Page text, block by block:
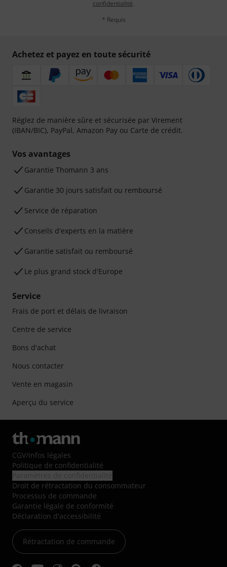
confidentialité.
* Requis
Achetez et payez en toute sécurité
Réglez de manière sûre et sécurisée par Virement
(IBAN/BIC), PayPal, Amazon Pay ou Carte de crédit.
Vos avantages
Ga­ran­tie Thomann 3 ans
Garantie 30 jours satisfait ou remboursé
Service de réparation
Conseils d'experts en la matière
Garantie satisfait ou remboursé
Le plus grand stock d'Europe
Service
Frais de port et délais de livraison
Centre de service
Bons d'achat
Nous contacter
Vente en magasin
Aperçu du service
CGV/Infos légales
Politique de confidentialité
Droit de rétractation du consommateur
Processus de commande
Garantie légale de conformité
Déclaration d'accessibilité
Rétractation de commande